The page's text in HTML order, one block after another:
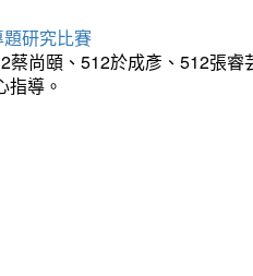
研究比賽
尚頤、512於成彥、512張
指導。